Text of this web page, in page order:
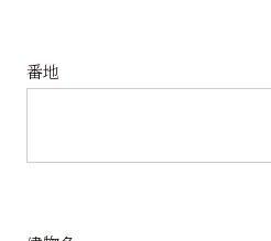
番地